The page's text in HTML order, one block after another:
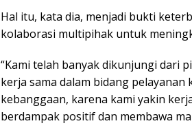
Hal itu, kata dia, menjadi bukti
kolaborasi multipihak untuk
“Kami telah banyak dikunjungi dari
kerja sama dalam bidang
kebanggaan, karena kami yakin
berdampak positif dan membawa